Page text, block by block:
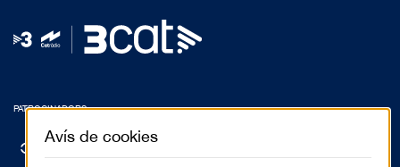
PATROCINADORS:
Avís de cookies